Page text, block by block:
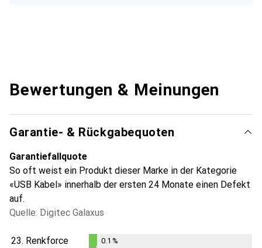
Bewertungen & Meinungen
Garantie- & Rückgabequoten
Garantiefallquote
So oft weist ein Produkt dieser Marke in der Kategorie
«USB Kabel» innerhalb der ersten 24 Monate einen Defekt
auf.
Quelle: Digitec Galaxus
23. Renkforce 0.1 %